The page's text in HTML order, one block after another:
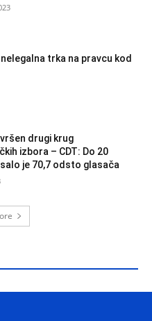
trka na pravcu kod
drugi krug
izbora – CDT: Do 20
je 70,7 odsto glasača